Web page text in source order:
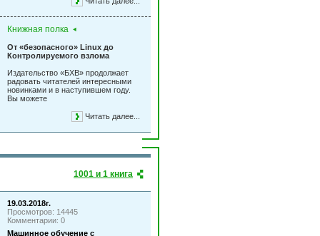
Книжная полка
От «безопасного» Linux до
Контролируемого взлома
Издательство «БХВ» продолжает
радовать читателей интересными
новинками и в наступившем году.
Вы можете
Читать далее...
1001 и 1 книга
19.03.2018г.
Просмотров: 14445
Комментарии: 0
Машинное обучение с